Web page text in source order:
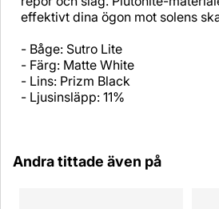
effektivt dina ögon mot solens
- Båge: Sutro Lite
- Färg: Matte White
- Lins: Prizm Black
- Ljusinsläpp: 11%
Andra tittade även på